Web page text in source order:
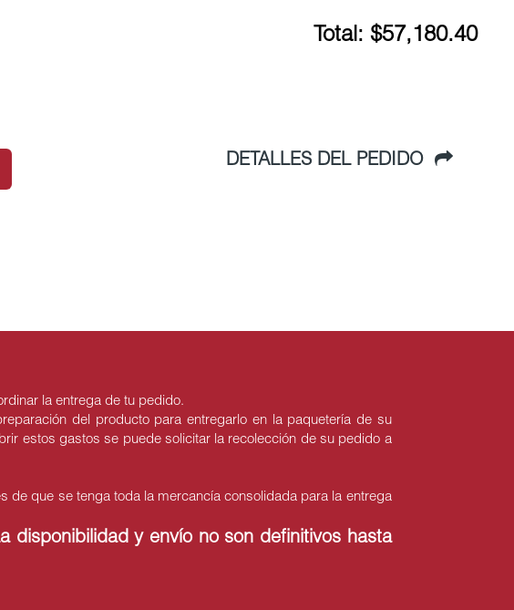
Total: $57,180.40
DETALLES DEL PEDIDO
la entrega de tu pedido.
del producto para entregarlo en la paquetería de su
estos gastos se puede solicitar la recolección de su pedido a
de que se tenga toda la mercancía consolidada para la entrega
disponibilidad y envío no son definitivos hasta